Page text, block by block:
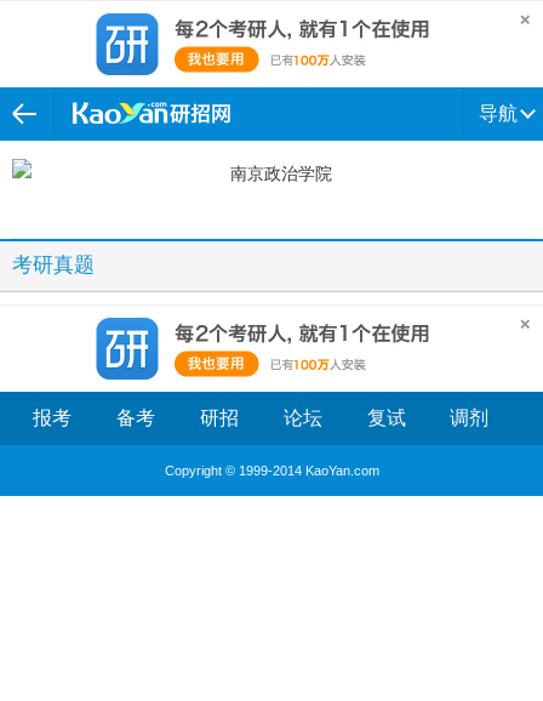
导航
考研真题
报考 备考 研招 论坛 复试 调剂
Copyright © 1999-2014 KaoYan.com